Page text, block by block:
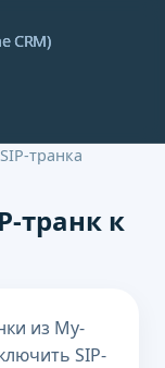
CRM)
транка
транк к
из My-
SIP-